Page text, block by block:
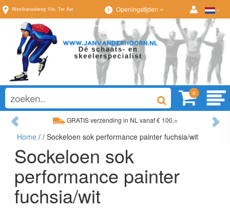
Westkanaalweg 10e, Ter Aar Openingstijden
0
GRATIS verzending in NL vanaf € 100,=
Ruim assortiment, altijd wat naar wens!
Previous
Home / / Sockeloen sok performance painter fuchsia/wit
Sockeloen sok
performance painter
fuchsia/wit